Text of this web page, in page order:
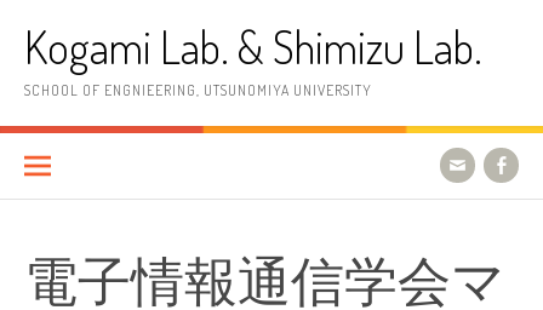
へ
ッ
Kogami Lab. & Shimizu Lab.
SCHOOL OF ENGNIEERING, UTSUNOMIYA UNIVERSITY
電子情報通信学会マ